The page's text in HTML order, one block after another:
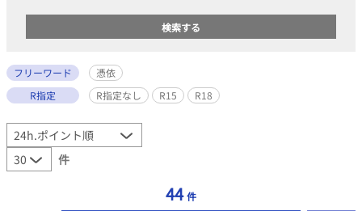
フリーワード
憑依
R指定
R指定なし R15 R18
件
44 件